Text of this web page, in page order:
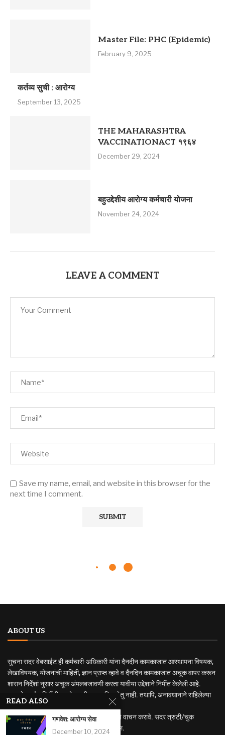
Master File: PHC (Epidemic)
February 9, 2025
कर्तव्य सुची : आरोग्य
September 13, 2025
THE MAHARASHTRA
VACCINATIONACT १९६४
December 29, 2024
बहुउद्देशीय आरोग्य कर्मचारी योजना
November 24, 2024
LEAVE A COMMENT
Save my name, email, and website in this browser for the
next time I comment.
ABOUT US
सुचना सदर वेबसाईट ही कर्मचारी-अधिकारी यांना दैनदीन कामकाजात आस्थापना विषयक,
लेखाविषयक, योजनांची माहिती, ज्ञान प्राप्त व्हावे व दैंनदिन कामकाजात अचूक वापर करून
शासन निर्देशां नुसार अचूक अंमलबजावणी करता यावीया उद्देशाने निर्मीत केलेली आहे.
सदर वेबसाईट निर्मीतीचा कोणताही व्यवसायिक हेतु नाही. तथापि, अनावधानाने राहिलेल्या
त्रुटी वा चुकीसाठी जबाबदार राहणार नाही.
अधिक अभ्यासासाठी मुळ नियम व शासन निर्णयाचे वाचन करावे. सदर त्रुटी/चुक
निदर्शनास आणुन दिल्यास सुधारणा करण्यात येईल.
READ ALSO
गणवेश: आरोग्य सेवा
December 10, 2024